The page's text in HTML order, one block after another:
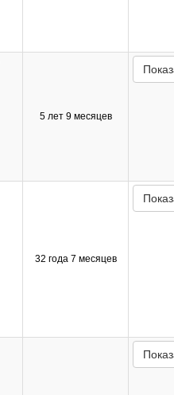
5 лет 9 месяцев
32 года 7 месяцев